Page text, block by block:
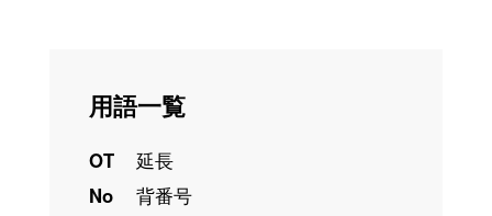
用語一覧
OT
延長
No
背番号